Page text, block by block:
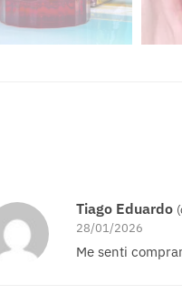
Tiago Eduardo
28/01/2026
Me senti